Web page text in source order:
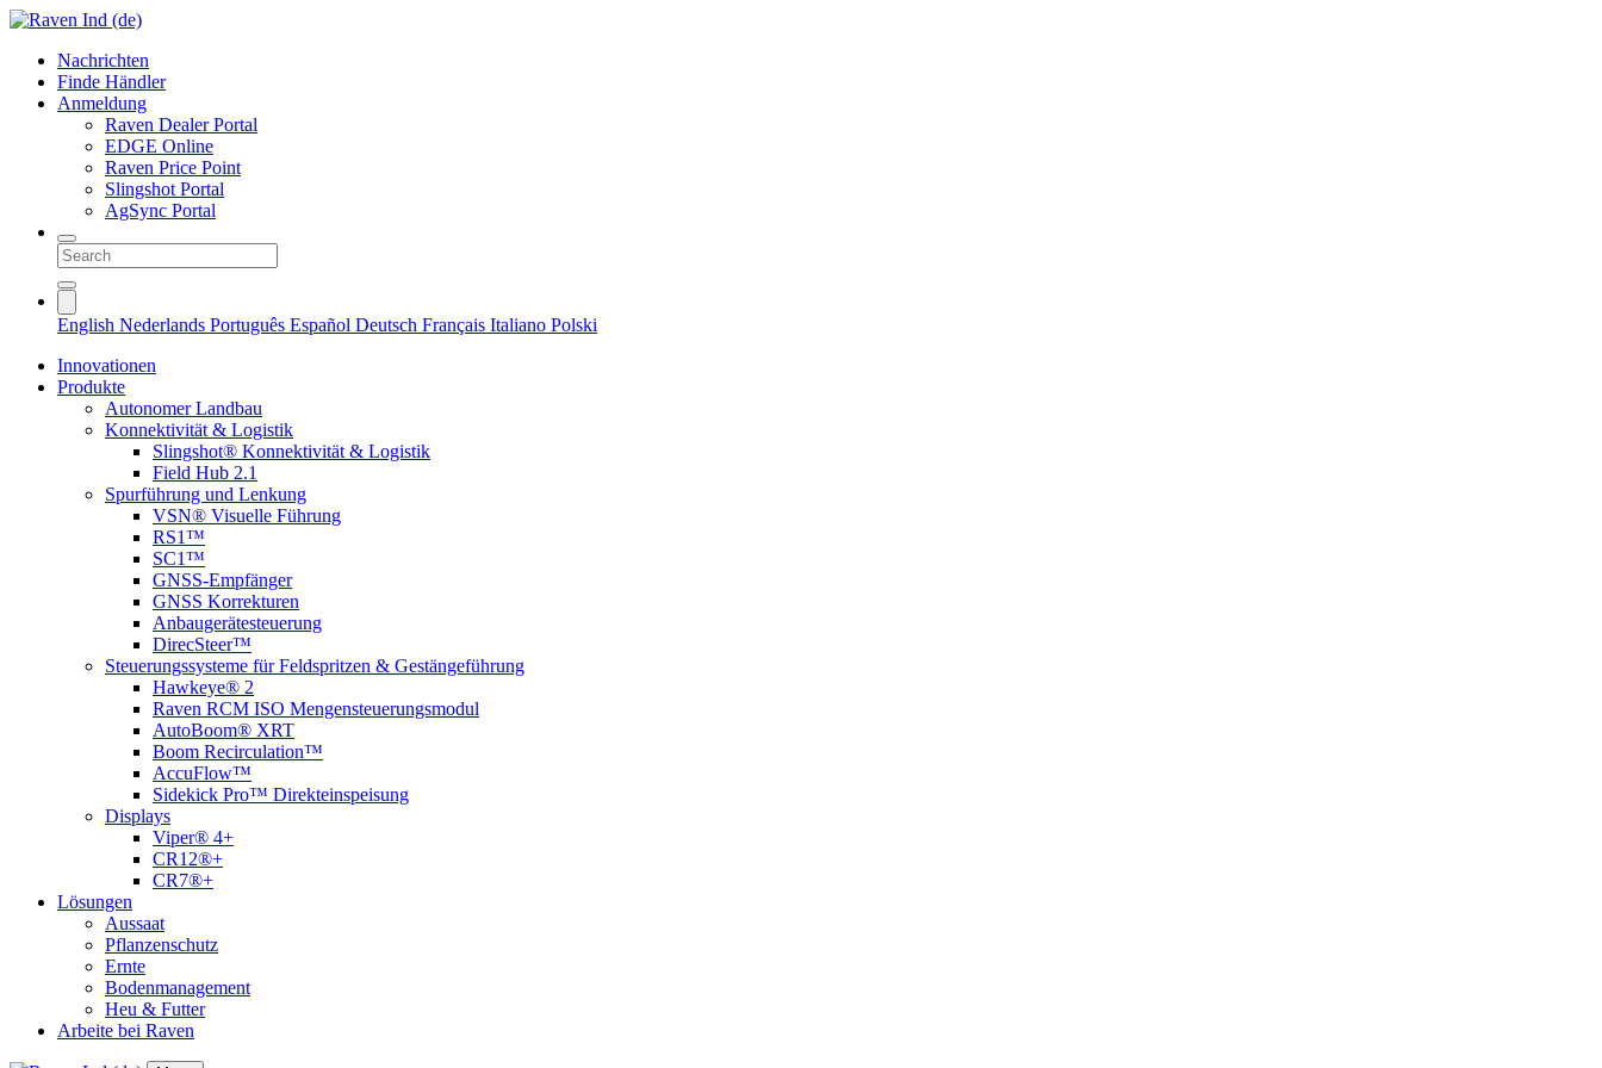
Nachrichten
Finde Händler
Anmeldung
Raven Dealer Portal
EDGE Online
Raven Price Point
Slingshot Portal
AgSync Portal
English Nederlands Português Español Deutsch Français Italiano Polski
Innovationen
Produkte
Autonomer Landbau
Konnektivität & Logistik
Slingshot® Konnektivität & Logistik
Field Hub 2.1
Spurführung und Lenkung
VSN® Visuelle Führung
RS1™
SC1™
GNSS-Empfänger
GNSS Korrekturen
Anbaugerätesteuerung
DirecSteer™
Steuerungssysteme für Feldspritzen & Gestängeführung
Hawkeye® 2
Raven RCM ISO Mengensteuerungsmodul
AutoBoom® XRT
Boom Recirculation™
AccuFlow™
Sidekick Pro™ Direkteinspeisung
Displays
Viper® 4+
CR12®+
CR7®+
Lösungen
Aussaat
Pflanzenschutz
Ernte
Bodenmanagement
Heu & Futter
Arbeite bei Raven